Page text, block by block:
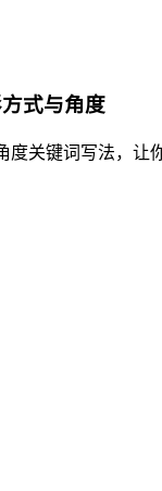
式与角度
关键词写法，让